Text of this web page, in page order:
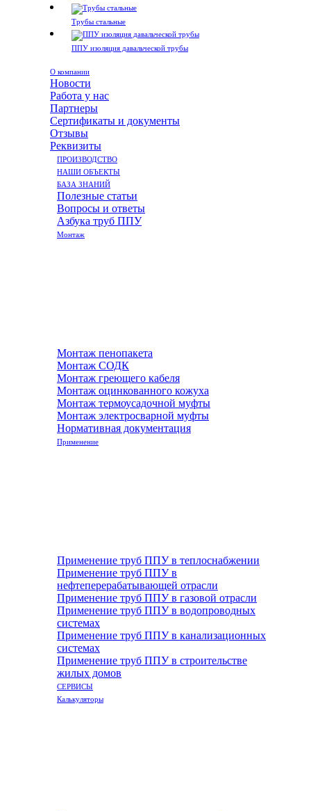
Трубы стальные
ППУ изоляция давальческой трубы
О компании
Новости
Работа у нас
Партнеры
Сертификаты и документы
Отзывы
Реквизиты
ПРОИЗВОДСТВО
НАШИ ОБЪЕКТЫ
БАЗА ЗНАНИЙ
Полезные статьи
Вопросы и ответы
Азбука труб ППУ
Монтаж
Монтаж пенопакета
Монтаж СОДК
Монтаж греющего кабеля
Монтаж оцинкованного кожуха
Монтаж термоусадочной муфты
Монтаж электросварной муфты
Нормативная документация
Применение
Применение труб ППУ в теплоснабжении
Применение труб ППУ в
нефтеперерабатывающей отрасли
Применение труб ППУ в газовой отрасли
Применение труб ППУ в водопроводных
системах
Применение труб ППУ в канализационных
системах
Применение труб ППУ в строительстве
жилых домов
СЕРВИСЫ
Калькуляторы